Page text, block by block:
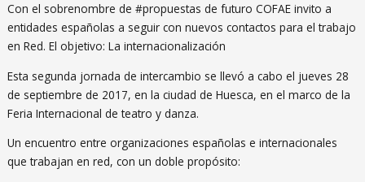
Con el sobrenombre de #propuestas de futuro COFAE invito a
entidades españolas a seguir con nuevos contactos para el trabajo
en Red. El objetivo: La internacionalización
Esta segunda jornada de intercambio se llevó a cabo el jueves 28
de septiembre de 2017, en la ciudad de Huesca, en el marco de la
Feria Internacional de teatro y danza.
Un encuentro entre organizaciones españolas e internacionales
que trabajan en red, con un doble propósito: